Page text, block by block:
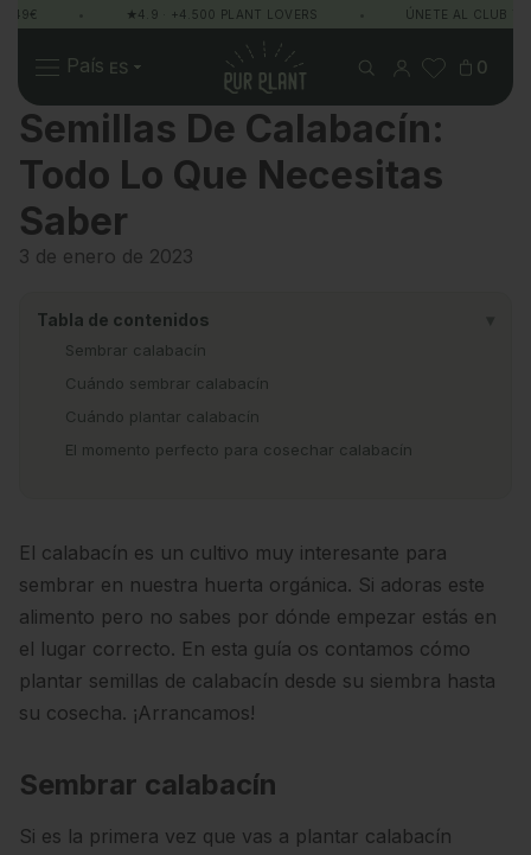
49€ ★4.9 · +4.500 PLANT LOVERS ÚNETE AL CLUB Y
País
Pur Plant
0
PlantasRegalosSobre Pur Plant
Semillas De Calabacín:
Todo Lo Que Necesitas
Saber
3 de enero de 2023
Tabla de contenidos
Sembrar calabacín
Cuándo sembrar calabacín
Cuándo plantar calabacín
El momento perfecto para cosechar calabacín
El calabacín es un cultivo muy interesante para
sembrar en nuestra huerta orgánica. Si adoras este
alimento pero no sabes por dónde empezar estás en
el lugar correcto. En esta guía os contamos cómo
plantar semillas de calabacín desde su siembra hasta
su cosecha. ¡Arrancamos!
Sembrar calabacín
Si es la primera vez que vas a plantar calabacín